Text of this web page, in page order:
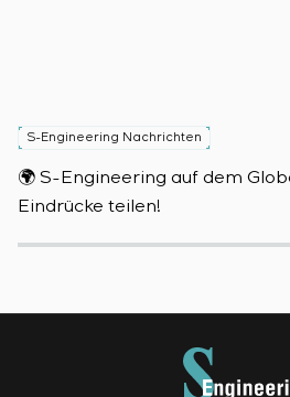
S-Engineering Nachrichten
🌍 S-Engineering auf dem
Eindrücke teilen!